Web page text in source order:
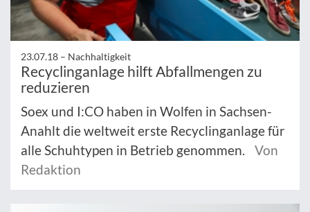
23.07.18 – Nachhaltigkeit
Recyclinganlage hilft Abfallmengen zu
reduzieren
Soex und I:CO haben in Wolfen in Sachsen-
Anahlt die weltweit erste Recyclinganlage für
alle Schuhtypen in Betrieb genommen.
Von
Redaktion